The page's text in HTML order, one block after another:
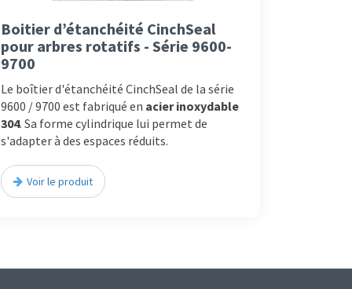
Boitier d’étanchéité CinchSeal
pour arbres rotatifs - Série 9600-
9700
Le boîtier d'étanchéité CinchSeal de la série
9600 / 9700 est fabriqué en acier inoxydable
304. Sa forme cylindrique lui permet de
s'adapter à des espaces réduits.
Voir le produit